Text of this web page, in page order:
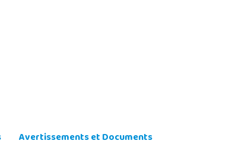
Avertissements et Documents